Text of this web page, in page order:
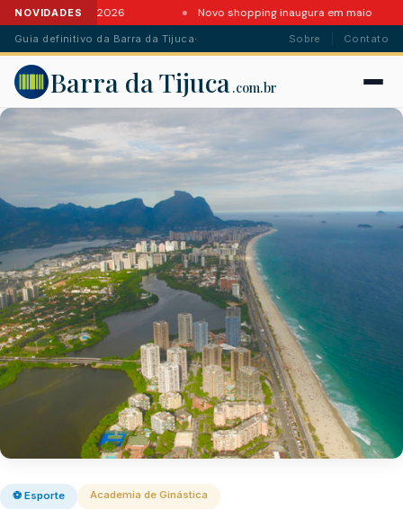
NOVIDADES
da Barra em 2026 Novo shopping inaugura em maio
Guia definitivo da Barra da Tijuca· Sobre Contato
Barra da Tijuca .com.br
⚽ Esporte Academia de Ginástica